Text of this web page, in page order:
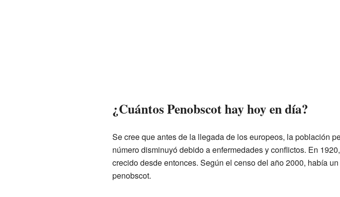
¿Cuántos Penobscot hay hoy en día?
Se cree que antes de la llegada de los europeos, la población
número disminuyó debido a enfermedades y conflictos. En
crecido desde entonces. Según el censo del año 2000, había
penobscot.